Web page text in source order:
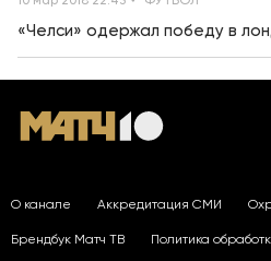
«Челси» одержал победу в
О канале Аккредитация СМИ
Брендбук Матч ТВ Политика